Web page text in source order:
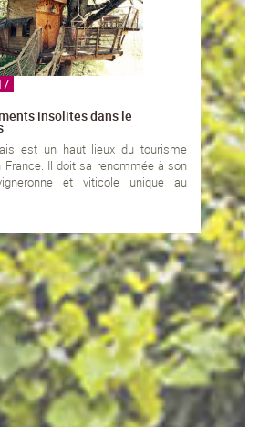
insolites dans le
est un haut lieux du tourisme
France. Il doit sa renommée à son
et viticole unique au